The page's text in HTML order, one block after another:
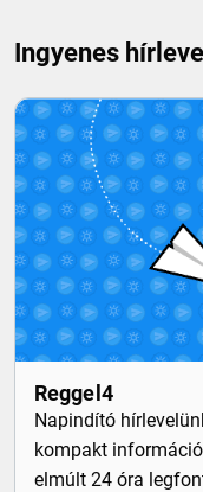
Ingyenes
Reggel4
Napindító
kompakt
elmúlt 24 óra